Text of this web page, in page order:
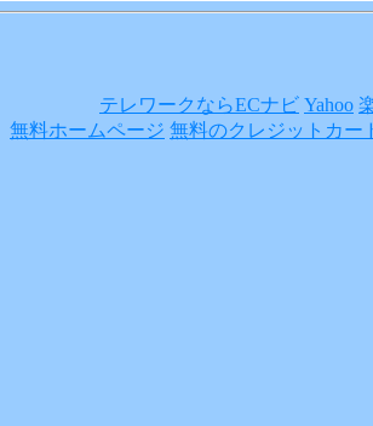
テレワークならECナビ Yahoo
無料ホームページ 無料のクレジットカー